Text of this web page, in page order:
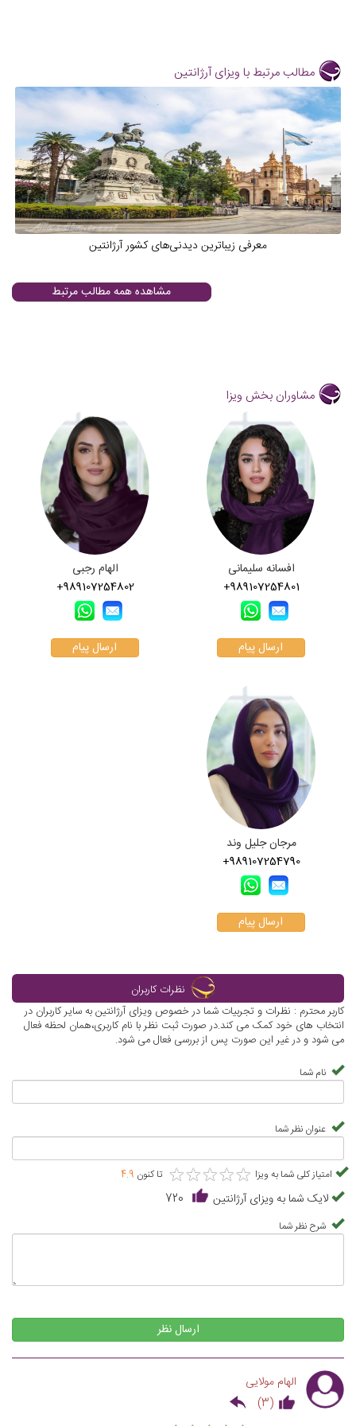
مطالب مرتبط با ویزای آرژانتین
معرفی زیباترین دیدنی‌های کشور آرژانتین
مشاهده همه مطالب مرتبط
مشاوران بخش ویزا
افسانه سلیمانی
+989107254801
ارسال پیام
الهام رجبی
+989107254802
ارسال پیام
مرجان جلیل وند
+989107254790
ارسال پیام
نظرات کاربران
کاربر محترم : نظرات و تجربیات شما در خصوص ویزای آرژانتین به سایر کاربران در
انتخاب های خود کمک می کند.در صورت ثبت نظر با نام کاربری،همان لحظه فعال
می شود و در غیر این صورت پس از بررسی فعال می شود.
نام شما
عنوان نظر شما
امتیاز کلی شما به ویزا ★★★★★
★★★★★ تا کنون 4.9
لایک شما به ویزای آرژانتین 720
شرح نظر شما
ارسال نظر
الهام مولایی
(
3
)